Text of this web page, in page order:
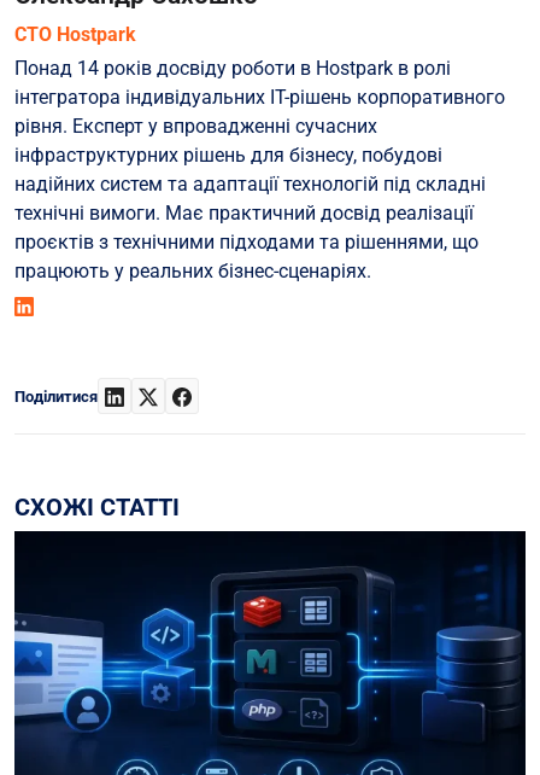
СТО Hostpark
Понад 14 років досвіду роботи в Hostpark в ролі
інтегратора індивідуальних ІТ-рішень корпоративного
рівня. Експерт у впровадженні сучасних
інфраструктурних рішень для бізнесу, побудові
надійних систем та адаптації технологій під складні
технічні вимоги. Має практичний досвід реалізації
проєктів з технічними підходами та рішеннями, що
працюють у реальних бізнес-сценаріях.
Поділитися
СХОЖІ СТАТТІ